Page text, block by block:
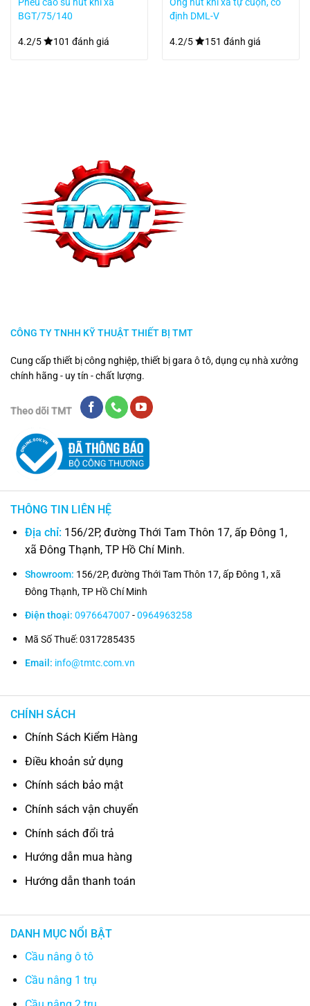
BGT/75/140
4.2/5 101 đánh giá
định DML-V
4.2/5 151 đánh giá
CÔNG TY TNHH KỸ THUẬT THIẾT BỊ TMT
Cung cấp thiết bị công nghiệp, thiết bị gara ô tô, dụng cụ nhà xưởng
chính hãng - uy tín - chất lượng.
Theo dõi TMT
THÔNG TIN LIÊN HỆ
Địa chỉ: 156/2P, đường Thới Tam Thôn 17, ấp Đông 1,
xã Đông Thạnh, TP Hồ Chí Minh.
Showroom: 156/2P, đường Thới Tam Thôn 17, ấp Đông 1, xã
Đông Thạnh, TP Hồ Chí Minh
Điện thoại: 0976647007-0964963258
Mã Số Thuế: 0317285435
Email: info@tmtc.com.vn
CHÍNH SÁCH
Chính Sách Kiểm Hàng
Điều khoản sử dụng
Chính sách bảo mật
Chính sách vận chuyển
Chính sách đổi trả
Hướng dẫn mua hàng
Hướng dẫn thanh toán
DANH MỤC NỔI BẬT
Cầu nâng ô tô
Cầu nâng 1 trụ